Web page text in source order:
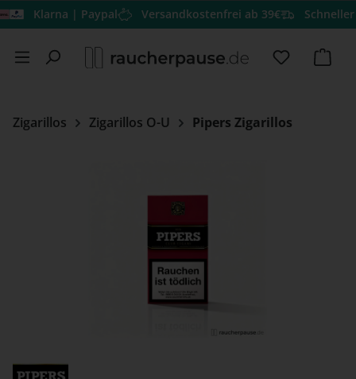
Zum Hauptinhalt springen
Klarna | Paypal Versandkostenfrei ab 39€ Schneller
Du hast
Zigarillos Zigarillos O-U Pipers Zigarillos